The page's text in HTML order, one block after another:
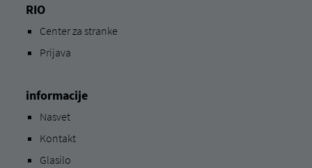
RIO
Center za stranke
Prijava
informacije
Nasvet
Kontakt
Glasilo